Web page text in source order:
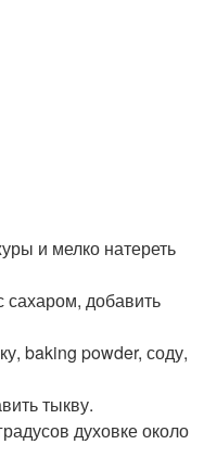
и мелко натереть
добавить
baking powder, соду,
тыкву.
духовке около